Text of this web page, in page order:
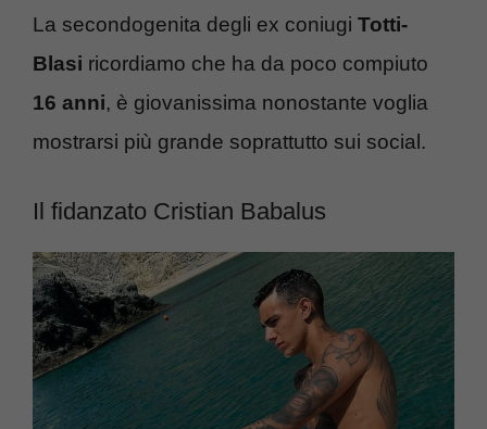
La secondogenita degli ex coniugi Totti-
Blasi ricordiamo che ha da poco compiuto
16 anni, è giovanissima nonostante voglia
mostrarsi più grande soprattutto sui social.
Il fidanzato Cristian Babalus